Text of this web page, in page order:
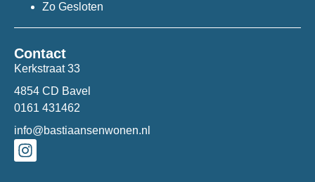
Zo Gesloten
Contact
Kerkstraat 33
4854 CD Bavel
0161 431462
info@bastiaansenwonen.nl